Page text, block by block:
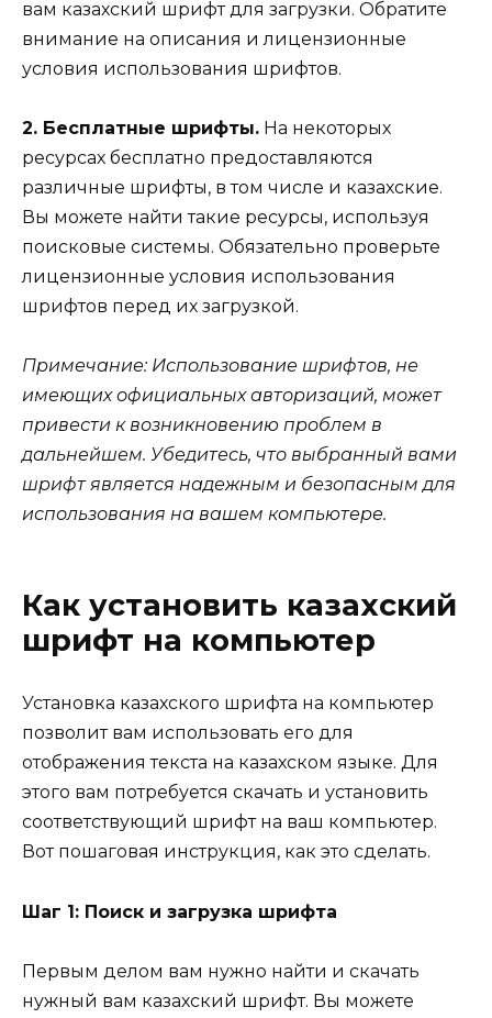
вам казахский шрифт для загрузки. Обратите
внимание на описания и лицензионные
условия использования шрифтов.
2. Бесплатные шрифты. На некоторых
ресурсах бесплатно предоставляются
различные шрифты, в том числе и казахские.
Вы можете найти такие ресурсы, используя
поисковые системы. Обязательно проверьте
лицензионные условия использования
шрифтов перед их загрузкой.
Примечание: Использование шрифтов, не
имеющих официальных авторизаций, может
привести к возникновению проблем в
дальнейшем. Убедитесь, что выбранный вами
шрифт является надежным и безопасным для
использования на вашем компьютере.
Как установить казахский
шрифт на компьютер
Установка казахского шрифта на компьютер
позволит вам использовать его для
отображения текста на казахском языке. Для
этого вам потребуется скачать и установить
соответствующий шрифт на ваш компьютер.
Вот пошаговая инструкция, как это сделать.
Шаг 1: Поиск и загрузка шрифта
Первым делом вам нужно найти и скачать
нужный вам казахский шрифт. Вы можете